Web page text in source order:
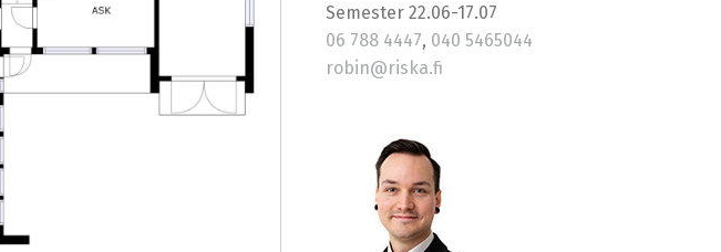
Semester 22.06-17.07
06 788 4447, 040 5465044
robin@riska.fi